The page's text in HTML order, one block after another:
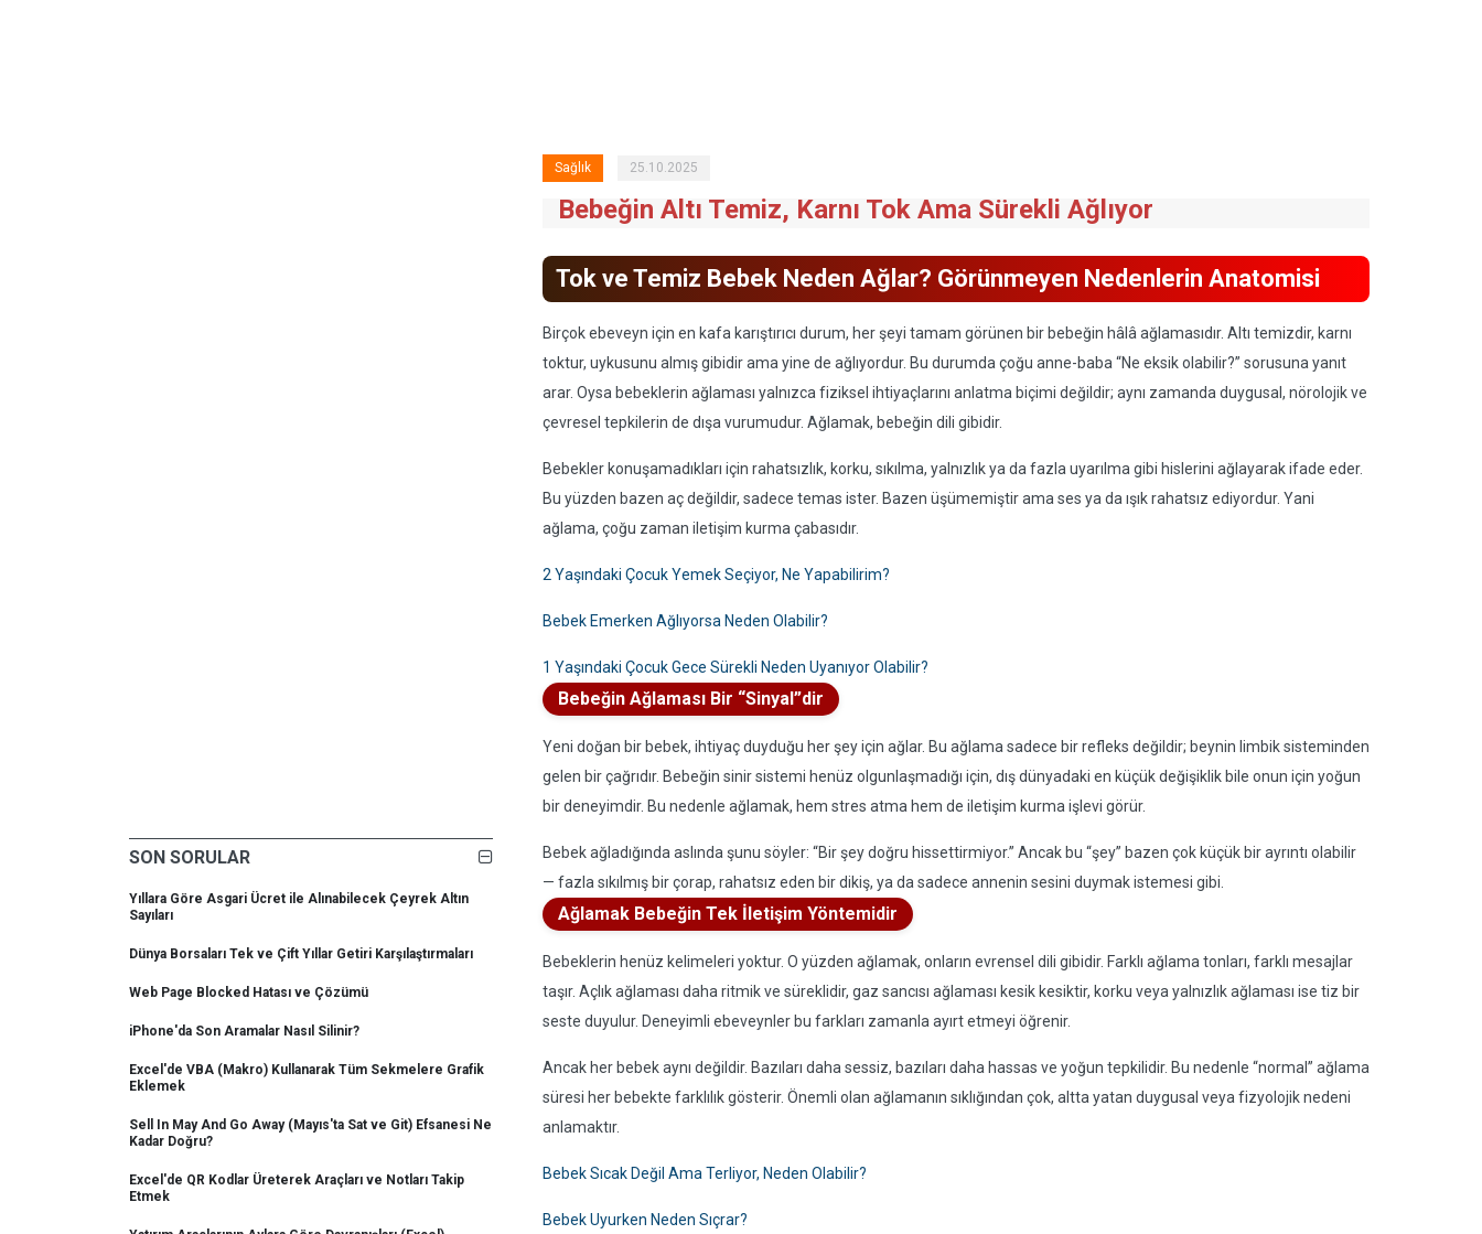
SON SORULAR
Yıllara Göre Asgari Ücret ile Alınabilecek Çeyrek Altın
Sayıları
Dünya Borsaları Tek ve Çift Yıllar Getiri Karşılaştırmaları
Web Page Blocked Hatası ve Çözümü
iPhone'da Son Aramalar Nasıl Silinir?
Excel'de VBA (Makro) Kullanarak Tüm Sekmelere Grafik
Eklemek
Sell In May And Go Away (Mayıs'ta Sat ve Git) Efsanesi Ne
Kadar Doğru?
Excel'de QR Kodlar Üreterek Araçları ve Notları Takip
Etmek
Sağlık 25.10.2025
Bebeğin Altı Temiz, Karnı Tok Ama Sürekli Ağlıyor
Tok ve Temiz Bebek Neden Ağlar? Görünmeyen Nedenlerin Anatomisi
Birçok ebeveyn için en kafa karıştırıcı durum, her şeyi tamam görünen bir bebeğin hâlâ ağlamasıdır. Altı temizdir, karnı
toktur, uykusunu almış gibidir ama yine de ağlıyordur. Bu durumda çoğu anne-baba “Ne eksik olabilir?” sorusuna yanıt
arar. Oysa bebeklerin ağlaması yalnızca fiziksel ihtiyaçlarını anlatma biçimi değildir; aynı zamanda duygusal, nörolojik ve
çevresel tepkilerin de dışa vurumudur. Ağlamak, bebeğin dili gibidir.
Bebekler konuşamadıkları için rahatsızlık, korku, sıkılma, yalnızlık ya da fazla uyarılma gibi hislerini ağlayarak ifade eder.
Bu yüzden bazen aç değildir, sadece temas ister. Bazen üşümemiştir ama ses ya da ışık rahatsız ediyordur. Yani
ağlama, çoğu zaman iletişim kurma çabasıdır.
2 Yaşındaki Çocuk Yemek Seçiyor, Ne Yapabilirim?
Bebek Emerken Ağlıyorsa Neden Olabilir?
1 Yaşındaki Çocuk Gece Sürekli Neden Uyanıyor Olabilir?
Bebeğin Ağlaması Bir “Sinyal”dir
Yeni doğan bir bebek, ihtiyaç duyduğu her şey için ağlar. Bu ağlama sadece bir refleks değildir; beynin limbik sisteminden
gelen bir çağrıdır. Bebeğin sinir sistemi henüz olgunlaşmadığı için, dış dünyadaki en küçük değişiklik bile onun için yoğun
bir deneyimdir. Bu nedenle ağlamak, hem stres atma hem de iletişim kurma işlevi görür.
Bebek ağladığında aslında şunu söyler: “Bir şey doğru hissettirmiyor.” Ancak bu “şey” bazen çok küçük bir ayrıntı olabilir
— fazla sıkılmış bir çorap, rahatsız eden bir dikiş, ya da sadece annenin sesini duymak istemesi gibi.
Ağlamak Bebeğin Tek İletişim Yöntemidir
Bebeklerin henüz kelimeleri yoktur. O yüzden ağlamak, onların evrensel dili gibidir. Farklı ağlama tonları, farklı mesajlar
taşır. Açlık ağlaması daha ritmik ve süreklidir, gaz sancısı ağlaması kesik kesiktir, korku veya yalnızlık ağlaması ise tiz bir
seste duyulur. Deneyimli ebeveynler bu farkları zamanla ayırt etmeyi öğrenir.
Ancak her bebek aynı değildir. Bazıları daha sessiz, bazıları daha hassas ve yoğun tepkilidir. Bu nedenle “normal” ağlama
süresi her bebekte farklılık gösterir. Önemli olan ağlamanın sıklığından çok, altta yatan duygusal veya fizyolojik nedeni
anlamaktır.
Bebek Sıcak Değil Ama Terliyor, Neden Olabilir?
Bebek Uyurken Neden Sıçrar?